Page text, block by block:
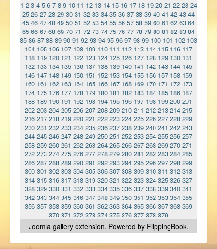
Ермаковополе.рф
1 2 3 4 5 6 7 8 9 10 11 12 13 14 15 16 17 18 19 20 21 22 23 24
25 26 27 28 29 30 31 32 33 34 35 36 37 38 39 40 41 42 43 44
45 46 47 48 49 50 51 52 53 54 55 56 57 58 59 60 61 62 63 64
65 66 67 68 69 70 71 72 73 74 75 76 77 78 79 80 81 82 83 84
85 86 87 88 89 90 91 92 93 94 95 96 97 98 99 100 101 102 103
104 105 106 107 108 109 110 111 112 113 114 115 116 117
118 119 120 121 122 123 124 125 126 127 128 129 130 131
132 133 134 135 136 137 138 139 140 141 142 143 144 145
146 147 148 149 150 151 152 153 154 155 156 157 158 159
160 161 162 163 164 165 166 167 168 169 170 171 172 173
174 175 176 177 178 179 180 181 182 183 184 185 186 187
188 189 190 191 192 193 194 195 196 197 198 199 200 201
202 203 204 205 206 207 208 209 210 211 212 213 214 215
216 217 218 219 220 221 222 223 224 225 226 227 228 229
230 231 232 233 234 235 236 237 238 239 240 241 242 243
244 245 246 247 248 249 250 251 252 253 254 255 256 257
258 259 260 261 262 263 264 265 266 267 268 269 270 271
272 273 274 275 276 277 278 279 280 281 282 283 284 285
286 287 288 289 290 291 292 293 294 295 296 297 298 299
300 301 302 303 304 305 306 307 308 309 310 311 312 313
314 315 316 317 318 319 320 321 322 323 324 325 326 327
328 329 330 331 332 333 334 335 336 337 338 339 340 341
342 343 344 345 346 347 348 349 350 351 352 353 354 355
356 357 358 359 360 361 362 363 364 365 366 367 368 369
370 371 372 373 374 375 376 377 378 379
Joomla gallery extension. Powered by FlippingBook.